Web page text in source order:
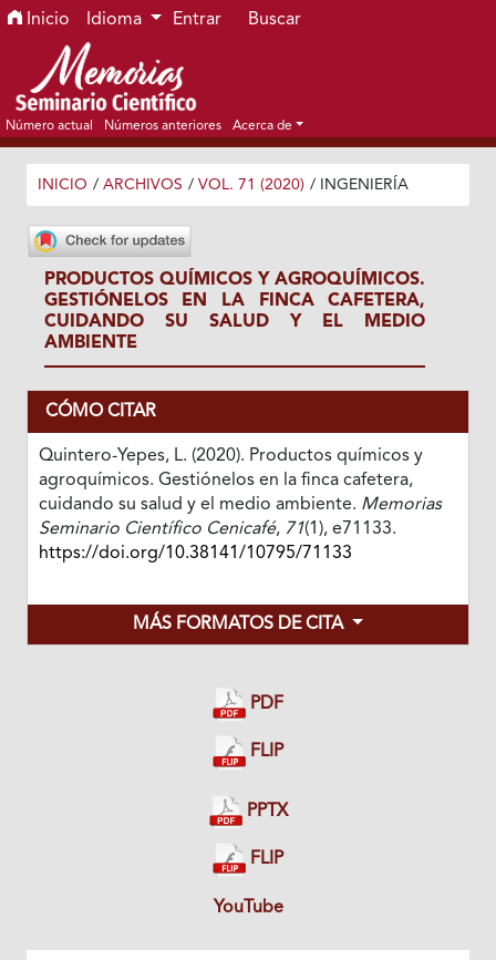
Ir al menú de navegación principal
Ir al contenido principal
Ir al pie de página del sitio
Inicio Idioma Entrar Buscar
Número actual Números anteriores Acerca de
INICIO / ARCHIVOS / VOL. 71 (2020) / INGENIERÍA
PRODUCTOS QUÍMICOS Y AGROQUÍMICOS.
GESTIÓNELOS EN LA FINCA CAFETERA,
CUIDANDO SU SALUD Y EL MEDIO
AMBIENTE
CÓMO CITAR
Quintero-Yepes, L. (2020). Productos químicos y
agroquímicos. Gestiónelos en la finca cafetera,
cuidando su salud y el medio ambiente. Memorias
Seminario Científico Cenicafé, 71(1), e71133.
https://doi.org/10.38141/10795/71133
MÁS FORMATOS DE CITA
PDF
FLIP
PPTX
FLIP
YouTube